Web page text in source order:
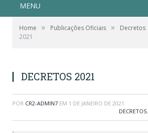
MENU
Home » Publicações Oficiais » Decretos
2021
DECRETOS 2021
POR CR2-ADMIN7 EM 1 DE JANEIRO DE 2021
DECRETOS,